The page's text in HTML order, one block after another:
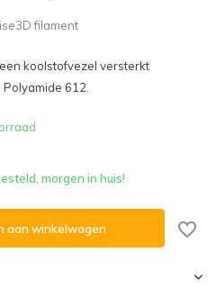
filament
koolstofvezel versterkt
612.
morgen in huis!
aan winkelwagen